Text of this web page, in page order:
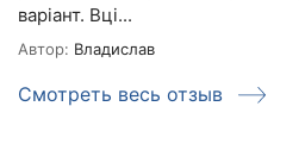
варіант. Вці...
Автор: Владислав
Смотреть весь отзыв